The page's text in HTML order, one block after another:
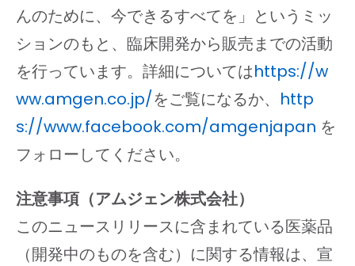
んのために、今できるすべてを」というミッ
ションのもと、臨床開発から販売までの活動
を行っています。詳細についてはhttps://w
ww.amgen.co.jp/をご覧になるか、 http
s://www.facebook.com/amgenjapan を
フォローしてください。
注意事項（アムジェン株式会社）
このニュースリリースに含まれている医薬品
（開発中のものを含む）に関する情報は、宣